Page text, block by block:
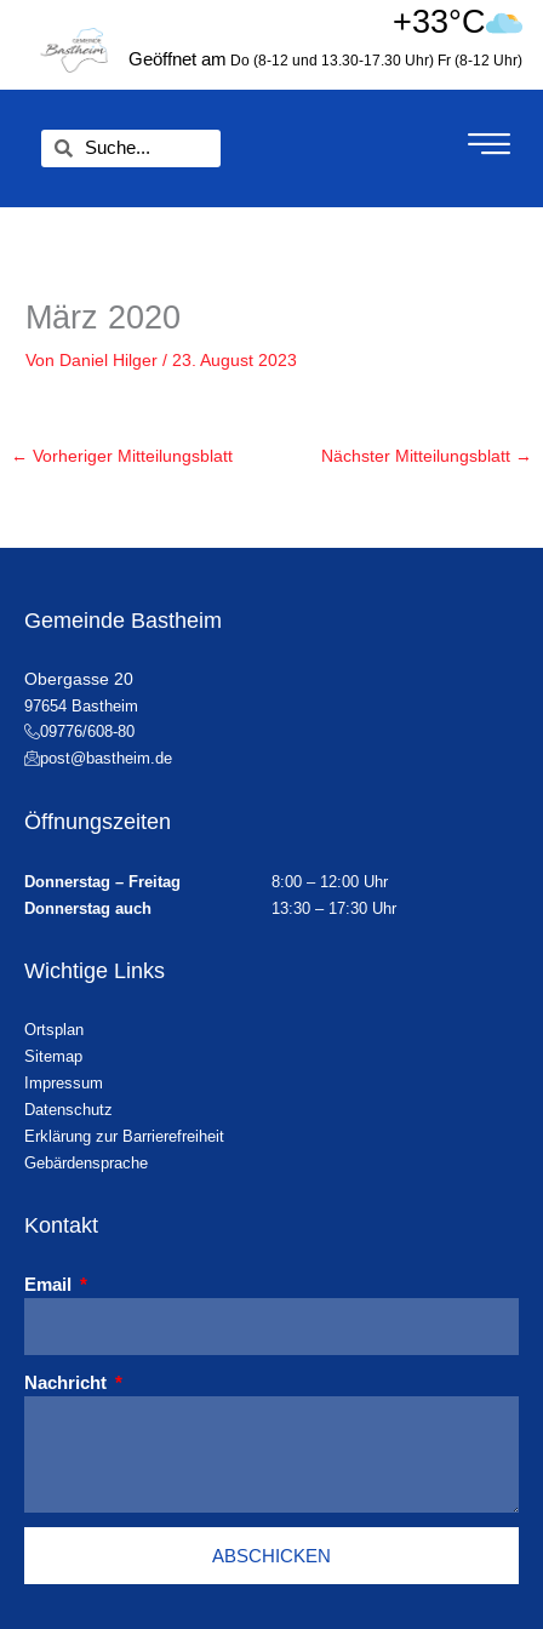
springen
+33°C
Geöffnet am Do (8-12 und 13.30-17.30 Uhr) Fr (8-12 Uhr)
März 2020
Von Daniel Hilger/ 23. August 2023
← Vorheriger Mitteilungsblatt Nächster Mitteilungsblatt →
Gemeinde Bastheim
Obergasse 20
97654 Bastheim
09776/608-80
post@bastheim.de
Öffnungszeiten
Donnerstag – Freitag
8:00 – 12:00 Uhr
Donnerstag auch
13:30 – 17:30 Uhr
Wichtige Links
Ortsplan
Sitemap
Impressum
Datenschutz
Erklärung zur Barrierefreiheit
Gebärdensprache
Kontakt
Email
Nachricht
ABSCHICKEN